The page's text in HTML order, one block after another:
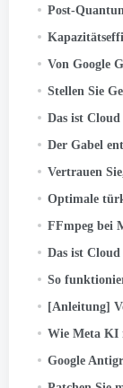
Post-Quantum-
Kapazitätseffizienz
Von Google
Stellen Sie Gemma
Das ist
Der Gabel
Vertrauen Sie,
Optimale türkische
FFmpeg bei
Das ist Cloud
So
[Anleitung] Von Agenten
Wie Meta KI
Google Antigravity: